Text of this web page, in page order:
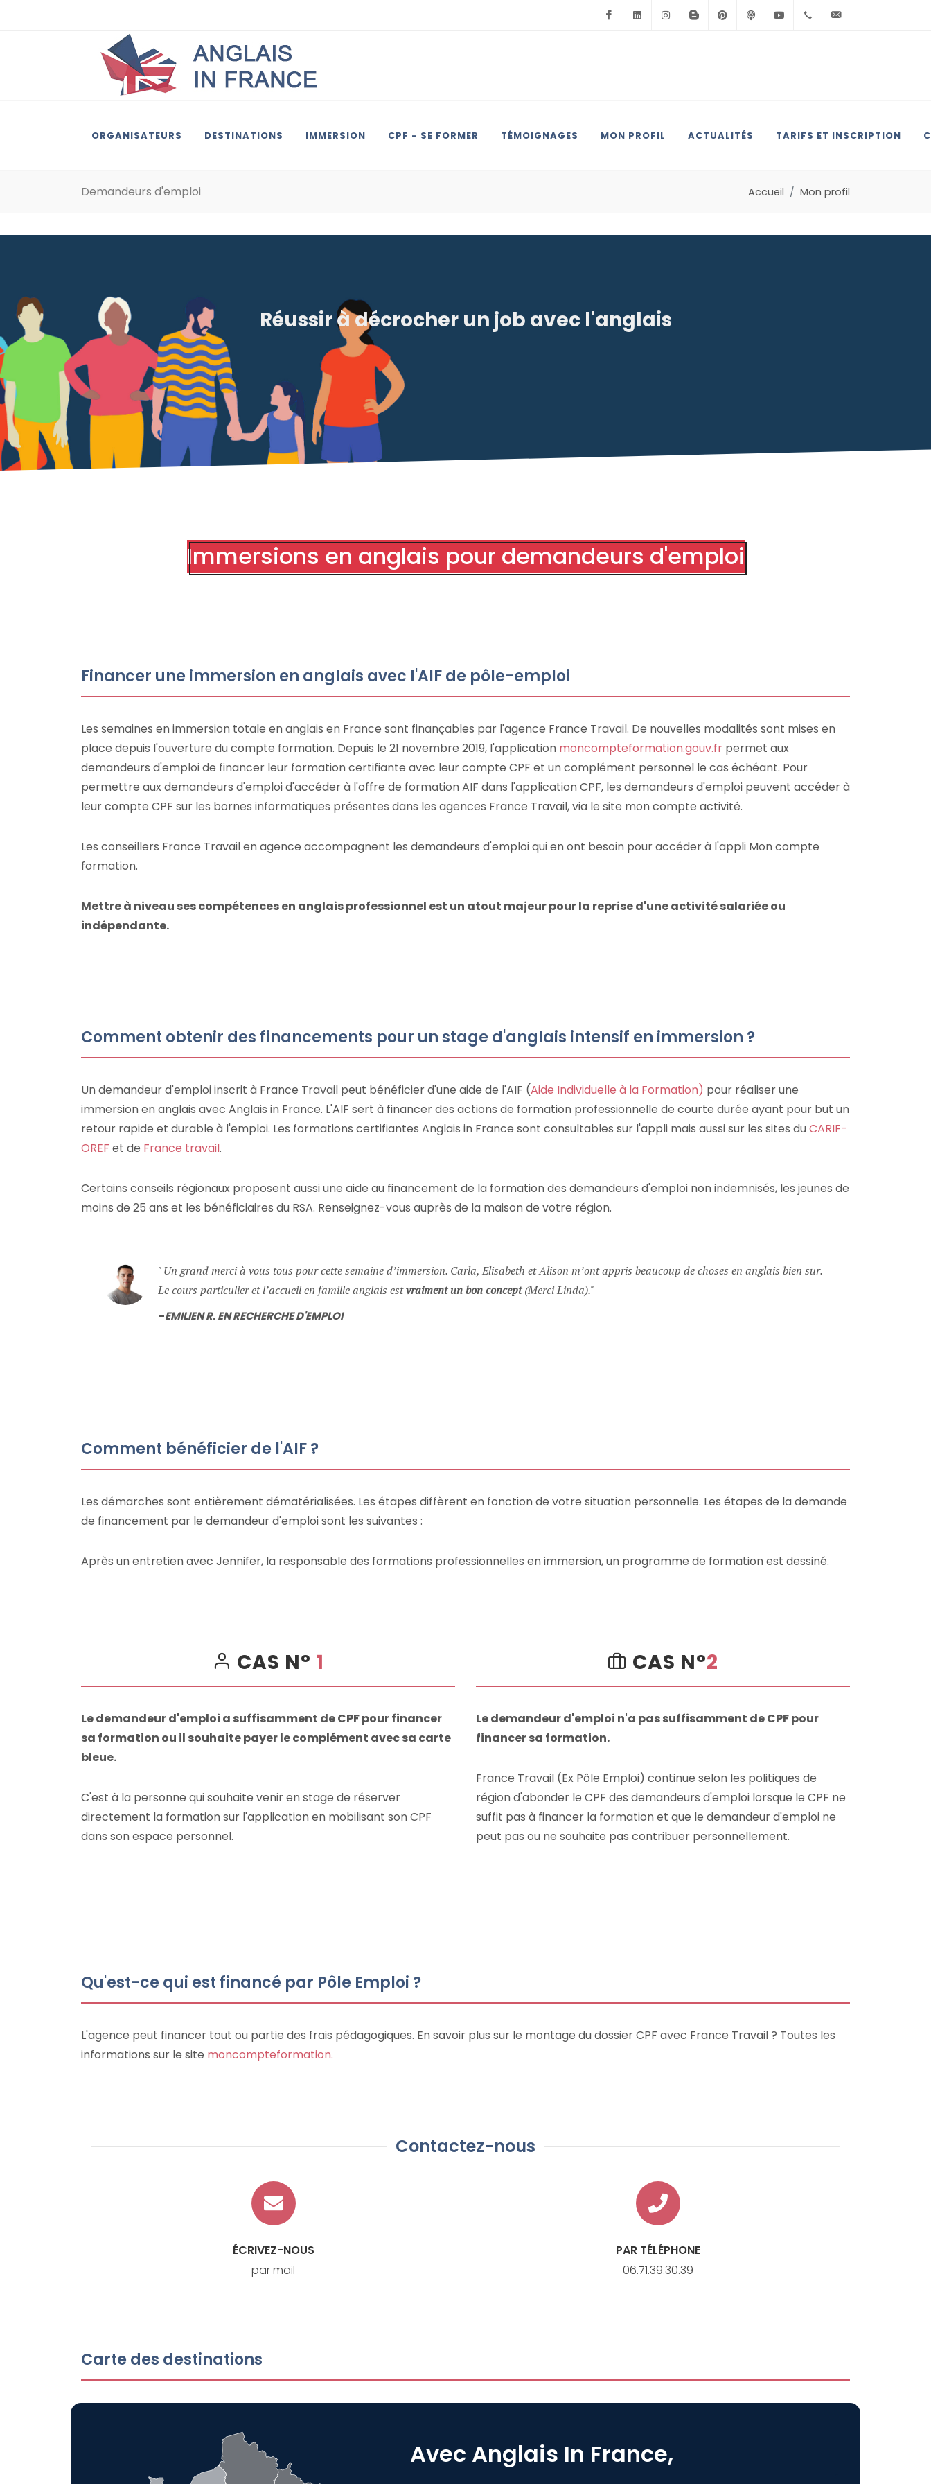
FacebookLinkedinInstagramBlogSpotPinterestPodcastYoutube+33(0)6.71.39.30.39
ORGANISATEURS DESTINATIONS IMMERSION CPF - SE FORMER TÉMOIGNAGES MON PROFIL ACTUALITÉS TARIFS ET INSCRIPTION
Demandeurs d'emploi Accueil Mon profil
Réussir à décrocher un job avec l'anglais
Immersions en anglais pour demandeurs d'emploi
Financer une immersion en anglais avec l'AIF de pôle-emploi
Les semaines en immersion totale en anglais en France sont finançables par l'agence France Travail. De nouvelles modalités sont mises en
place depuis l'ouverture du compte formation. Depuis le 21 novembre 2019, l'application moncompteformation.gouv.fr permet aux
demandeurs d'emploi de financer leur formation certifiante avec leur compte CPF et un complément personnel le cas échéant. Pour
permettre aux demandeurs d'emploi d'accéder à l'offre de formation AIF dans l'application CPF, les demandeurs d'emploi peuvent accéder à
leur compte CPF sur les bornes informatiques présentes dans les agences France Travail, via le site mon compte activité.
Les conseillers France Travail en agence accompagnent les demandeurs d'emploi qui en ont besoin pour accéder à l'appli Mon compte
formation.
Mettre à niveau ses compétences en anglais professionnel est un atout majeur pour la reprise d'une activité salariée ou
indépendante.
Comment obtenir des financements pour un stage d'anglais intensif en immersion ?
Un demandeur d'emploi inscrit à France Travail peut bénéficier d'une aide de l'AIF (Aide Individuelle à la Formation) pour réaliser une
immersion en anglais avec Anglais in France. L'AIF sert à financer des actions de formation professionnelle de courte durée ayant pour but un
retour rapide et durable à l'emploi. Les formations certifiantes Anglais in France sont consultables sur l'appli mais aussi sur les sites duCARIF-
OREF et de France travail.
Certains conseils régionaux proposent aussi une aide au financement de la formation des demandeurs d'emploi non indemnisés, les jeunes de
moins de 25 ans et les bénéficiaires du RSA. Renseignez-vous auprès de la maison de votre région.
Un grand merci à vous tous pour cette semaine d’immersion. Carla, Elisabeth et Alison m’ont appris beaucoup de choses en anglais bien sur.
Le cours particulier et l’accueil en famille anglais estvraiment un bon concept(Merci Linda).
EMILIEN R. EN RECHERCHE D'EMPLOI
Comment bénéficier de l'AIF ?
Les démarches sont entièrement dématérialisées. Les étapes diffèrent en fonction de votre situation personnelle. Les étapes de la demande
de financement par le demandeur d'emploi sont les suivantes :
Après un entretien avec Jennifer, la responsable des formations professionnelles en immersion, un programme de formation est dessiné.
CAS N° 1
Le demandeur d'emploi a suffisamment de CPF pour financer
sa formation ou il souhaite payer le complément avec sa carte
bleue.
C'est à la personne qui souhaite venir en stage de réserver
directement la formation sur l'application en mobilisant son CPF
dans son espace personnel.
CAS N°2
Le demandeur d'emploi n'a pas suffisamment de CPF pour
financer sa formation.
France Travail (Ex Pôle Emploi) continue selon les politiques de
région d'abonder le CPF des demandeurs d'emploi lorsque le CPF ne
suffit pas à financer la formation et que le demandeur d'emploi ne
peut pas ou ne souhaite pas contribuer personnellement.
Qu'est-ce qui est financé par Pôle Emploi ?
L'agence peut financer tout ou partie des frais pédagogiques. En savoir plus sur le montage du dossier CPF avec France Travail ? Toutes les
informations sur le site moncompteformation.
Contactez-nous
ÉCRIVEZ-NOUS
par mail
PAR TÉLÉPHONE
06.71.39.30.39
Carte des destinations
Avec Anglais In France,